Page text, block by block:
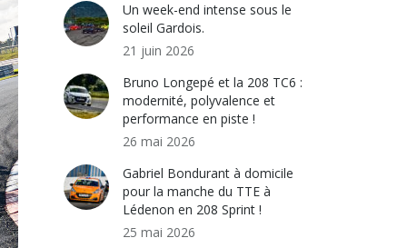
Un week-end intense sous le
soleil Gardois.
21 juin 2026
Bruno Longepé et la 208 TC6 :
modernité, polyvalence et
performance en piste !
26 mai 2026
Gabriel Bondurant à domicile
pour la manche du TTE à
Lédenon en 208 Sprint !
25 mai 2026